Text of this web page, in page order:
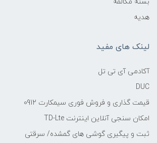
هدیه
لینک های مفید
آکادمی آی تی تل
DUC
قیمت گذاری و فروش فوری سیمکارت 0912
امکان سنجی آنلاین اینترنت TD-Lte
ثبت و پیگیری گوشی های گمشده/ سرقتی